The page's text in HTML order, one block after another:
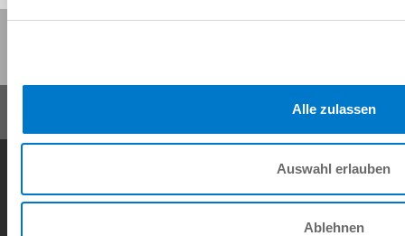
Alle zulassen
Auswahl erlauben
Ablehnen
Copyright © ZIMMER GROUP 2026